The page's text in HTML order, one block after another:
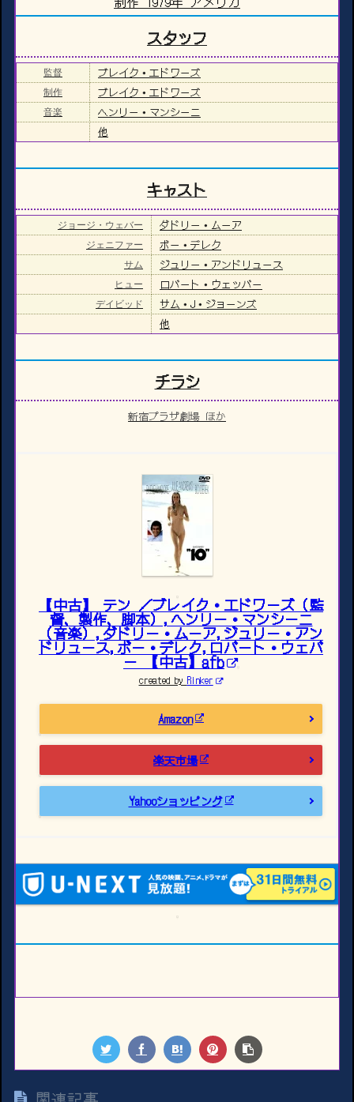
スタッフ
監督 ブレイク・エドワーズ
制作 ブレイク・エドワーズ
音楽
ヘンリー・マンシーニ
他
キャスト
ジョージ・ウェバー ダドリー・ムーア
ジェニファー ボー・デレク
サム ジュリー・アンドリュース
ヒュー ロバート・ウェッバー
デイビッド
サム・J・ジョーンズ
他
チラシ
新宿プラザ劇場 ほか
【中古】 テン ／ブレイク・エドワーズ（監
督、製作、脚本）,ヘンリー・マンシーニ
（音楽）,ダドリー・ムーア,ジュリー・アン
ドリュース,ボー・デレク,ロバート・ウェバ
ー 【中古】afb
created by Rinker
Amazon
楽天市場
Yahooショッピング